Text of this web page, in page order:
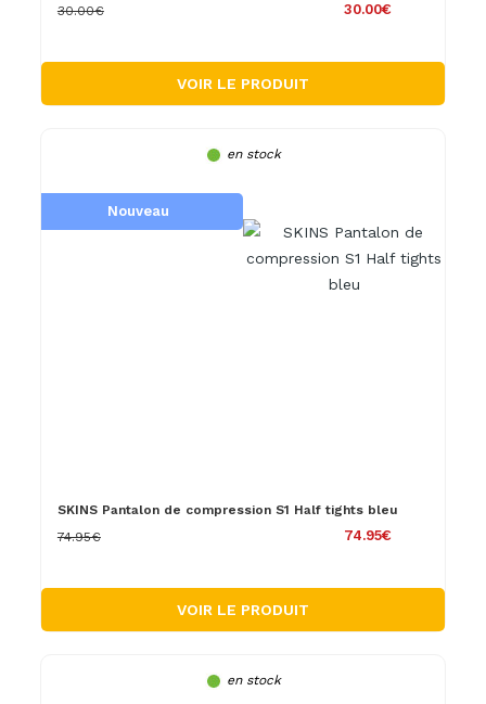
30.00€
30.00€
VOIR LE PRODUIT
en stock
Nouveau
SKINS Pantalon de compression S1 Half tights bleu
74.95€
74.95€
VOIR LE PRODUIT
en stock